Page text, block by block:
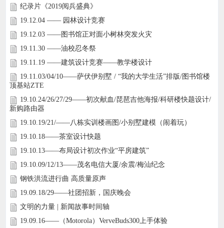
纪录片《2019阅兵盛典》
19.12.04 —— 园林设计竞赛
19.12.03 ——图书馆正对面小树林突发火灾
19.11.30 ——油校忍冬祭
19.11.19 ——建筑设计竞赛——教学楼设计
19.11.03/04/10——萨伏伊别墅 / “我的大学生活”排版/图书馆楼
顶基站ZTE
19.10.24/26/27/29——初次献血/琵琶吉他海报/科研楼快题设计/
新购路由器
19.10.19/21/——八栋实训楼画图/小别墅建模（闹着玩）
19.10.18——茶室设计快题
19.10.13——布局设计初次作业“平房建筑”
19.10.09/12/13——茂名电信大厦/余震/梅汕纪念
钢铁洪流进行曲 高质量原声
19.09.18/29——社团招新，国庆晚会
文明的力量 | 新闻故事时间轴
19.09.16——（Motorola）VerveBuds300上手体验